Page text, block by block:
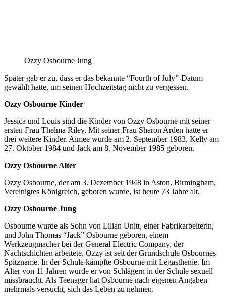
Ozzy Osbourne Jung
Später gab er zu, dass er das bekannte “Fourth of July”-Datum
gewählt hatte, um seinen Hochzeitstag nicht zu vergessen.
Ozzy Osbourne Kinder
Jessica und Louis sind die Kinder von Ozzy Osbourne mit seiner
ersten Frau Thelma Riley. Mit seiner Frau Sharon Arden hatte er
drei weitere Kinder. Aimee wurde am 2. September 1983, Kelly am
27. Oktober 1984 und Jack am 8. November 1985 geboren.
Ozzy Osbourne Alter
Ozzy Osbourne, der am 3. Dezember 1948 in Aston, Birmingham,
Vereinigtes Königreich, geboren wurde, ist heute 73 Jahre alt.
Ozzy Osbourne Jung
Osbourne wurde als Sohn von Lilian Unitt, einer Fabrikarbeiterin,
und John Thomas “Jack” Osbourne geboren, einem
Werkzeugmacher bei der General Electric Company, der
Nachtschichten arbeitete. Ozzy ist seit der Grundschule Osbournes
Spitzname. In der Schule kämpfte Osbourne mit Legasthenie. Im
Alter von 11 Jahren wurde er von Schlägern in der Schule sexuell
missbraucht. Als Teenager hat Osbourne nach eigenen Angaben
mehrmals versucht, sich das Leben zu nehmen.